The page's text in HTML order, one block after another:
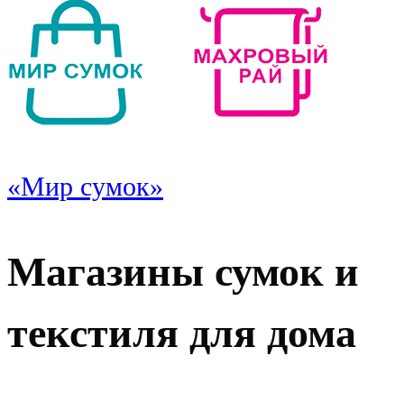
«Мир сумок»
Магазины сумок и
текстиля для дома